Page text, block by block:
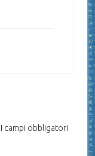
I campi obbligatori